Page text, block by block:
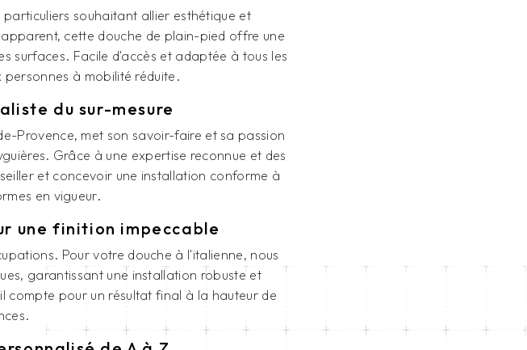
souhaitant allier esthétique et
cette douche de plain-pied offre une
surfaces. Facile d'accès et adaptée à tous les
à mobilité réduite.
du sur-mesure
Provence, met son savoir-faire et sa passion
Grâce à une expertise reconnue et des
et concevoir une installation conforme à
en vigueur.
une finition impeccable
Pour votre douche à l'italienne, nous
garantissant une installation robuste et
compte pour un résultat final à la hauteur de